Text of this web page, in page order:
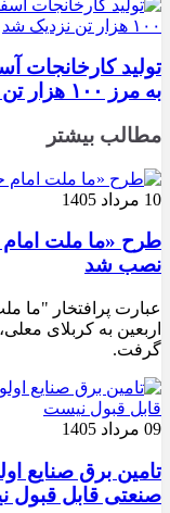
تولید کارخانجات
به مرز ۱۰۰ هزار تن نزدیک شد
مطالب بیشتر
10 مرداد 1405
طرح «ما ملت امام
نصب شد
عبارت پرافتخار "ما
اربعین به کربلای
گرفت.
09 مرداد 1405
تامین برق صنایع
صنعتی قابل قبول